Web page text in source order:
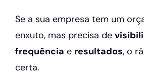
Se a sua empresa tem um
enxuto, mas precisa de
frequência e resultados, o
certa.